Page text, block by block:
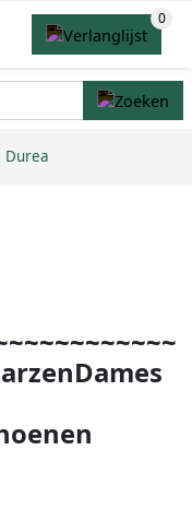
Durea